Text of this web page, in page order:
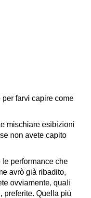
farvi capire come
mischiare esibizioni
non avete capito
performance che
avrò già ribadito,
ovviamente, quali
preferite. Quella più